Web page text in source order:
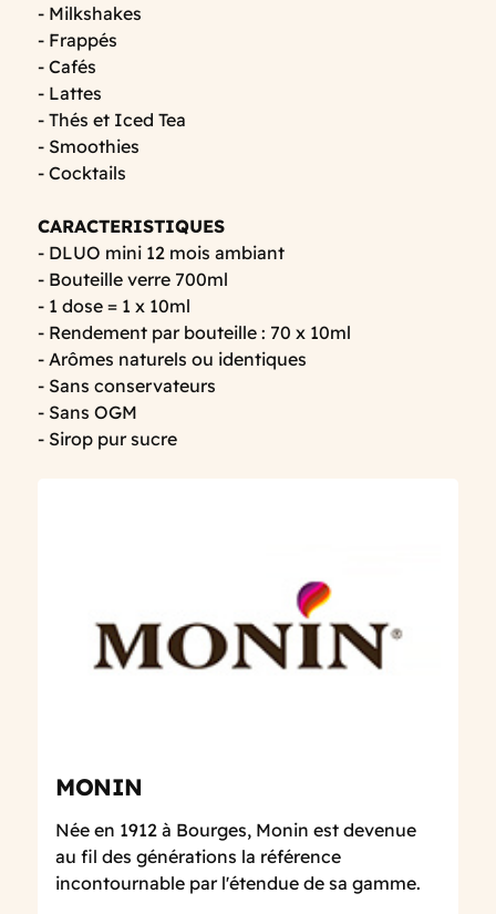
- Milkshakes
- Frappés
- Cafés
- Lattes
- Thés et Iced Tea
- Smoothies
- Cocktails
CARACTERISTIQUES
- DLUO mini 12 mois ambiant
- Bouteille verre 700ml
- 1 dose = 1 x 10ml
- Rendement par bouteille : 70 x 10ml
- Arômes naturels ou identiques
- Sans conservateurs
- Sans OGM
- Sirop pur sucre
MONIN
Née en 1912 à Bourges, Monin est devenue
au fil des générations la référence
incontournable par l'étendue de sa gamme.